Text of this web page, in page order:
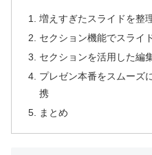
増えすぎたスライドを整
セクション機能でスライ
セクションを活用した編
プレゼン本番をスムーズ
携
まとめ